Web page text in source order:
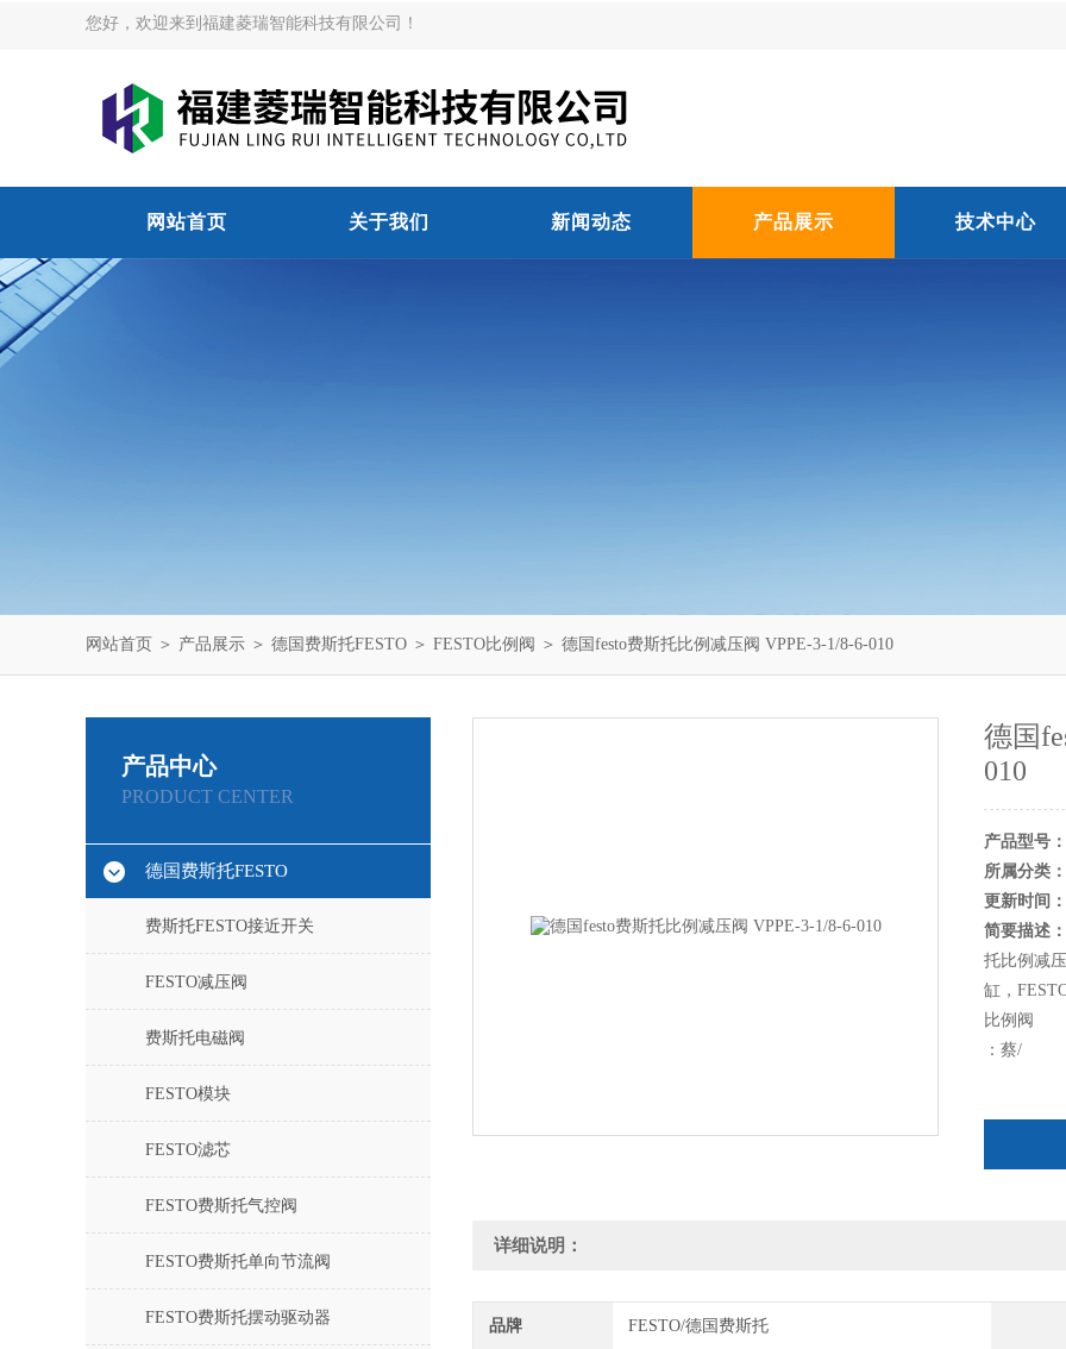
您好，欢迎来到福建菱瑞智能科技有限公司！
网站首页 关于我们 新闻动态 产品展示 技术中心
网站首页 ＞ 产品展示 ＞ 德国费斯托FESTO ＞ FESTO比例阀 ＞ 德国festo费斯托比例减压阀 VPPE-3-1/8-6-010
产品中心
PRODUCT CENTER
德国费斯托FESTO
费斯托FESTO接近开关
FESTO减压阀
费斯托电磁阀
FESTO模块
FESTO滤芯
FESTO费斯托气控阀
FESTO费斯托单向节流阀
FESTO费斯托摆动驱动器
德国
010
产品型号：
所属分类：
更新时间：
简要描述：
托比例减
缸，
比例阀
：蔡/
详细说明：
品牌 FESTO/德国费斯托